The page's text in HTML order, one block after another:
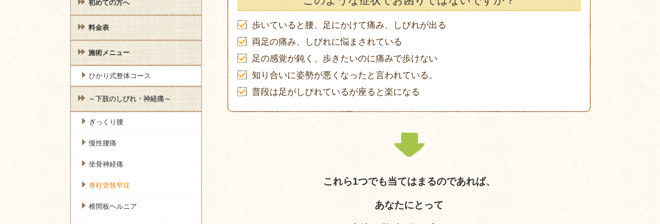
歩いていると腰、足にかけて痛み、しびれが出る
両足の痛み、しびれに悩まされている
足の感覚が鈍く、歩きたいのに痛みで歩けない
知り合いに姿勢が悪くなったと言われている。
普段は足がしびれているが座ると楽になる
これら1つでも当てはまるのであれば、
あなたにとって
初めての方へ
料金表
施術メニュー
ひかり式整体コース
～下肢のしびれ・神経痛～
ぎっくり腰
慢性腰痛
坐骨神経痛
脊柱管狭窄症
椎間板ヘルニア